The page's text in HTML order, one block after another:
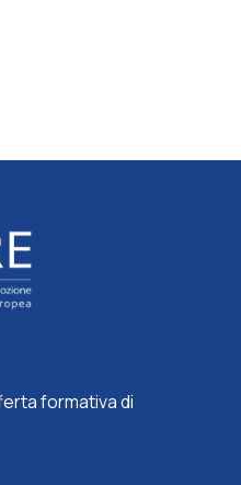
formativa di